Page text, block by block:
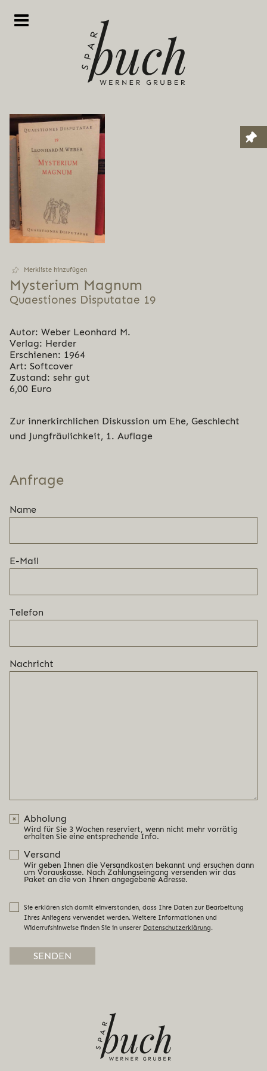
Merkliste hinzufügen
Mysterium Magnum
Quaestiones Disputatae 19
Autor: Weber Leonhard M.
Verlag: Herder
Erschienen: 1964
Art: Softcover
Zustand: sehr gut
6,00 Euro
Zur innerkirchlichen Diskussion um Ehe, Geschlecht
und Jungfräulichkeit, 1. Auflage
Anfrage
Name
E-Mail
Telefon
Nachricht
Abholung
Wird für Sie 3 Wochen reserviert, wenn nicht mehr vorrätig
erhalten Sie eine entsprechende Info.
Versand
Wir geben Ihnen die Versandkosten bekannt und ersuchen dann
um Vorauskasse. Nach Zahlungseingang versenden wir das
Paket an die von Ihnen angegebene Adresse.
Sie erklären sich damit einverstanden, dass Ihre Daten zur Bearbeitung
Ihres Anliegens verwendet werden. Weitere Informationen und
Widerrufshinweise finden Sie in unserer Datenschutzerklärung.